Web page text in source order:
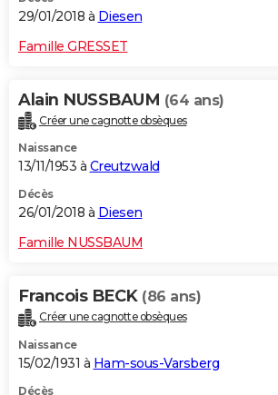
29/01/2018 à Diesen
Famille GRESSET
Alain NUSSBAUM (64 ans)
Créer une cagnotte obsèques
Naissance
13/11/1953 à Creutzwald
Décès
26/01/2018 à Diesen
Famille NUSSBAUM
Francois BECK (86 ans)
Créer une cagnotte obsèques
Naissance
15/02/1931 à Ham-sous-Varsberg
Décès